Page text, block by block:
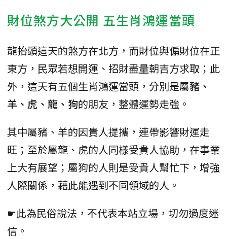
財位煞方大公開 五生肖鴻運當頭
龍抬頭這天的煞方在北方，而財位與偏財位在正
東方，民眾若想開運、招財盡量朝吉方求取；此
外，這天有五個生肖鴻運當頭，分別是屬豬、
羊、虎、龍、狗的朋友，整體運勢走強。
其中屬豬、羊的因貴人提攜，連帶影響財運走
旺；至於屬龍、虎的人同樣受貴人協助，在事業
上大有展望；屬狗的人則是受貴人幫忙下，增強
人際關係，藉此能遇到不同領域的人。
☛此為民俗說法，不代表本站立場，切勿過度迷
信。